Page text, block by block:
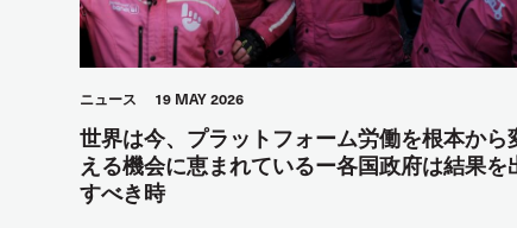
ニュース 19 MAY 2026
世界は今、プラットフォーム労働を根本から
える機会に恵まれているー各国政府は結果を
すべき時